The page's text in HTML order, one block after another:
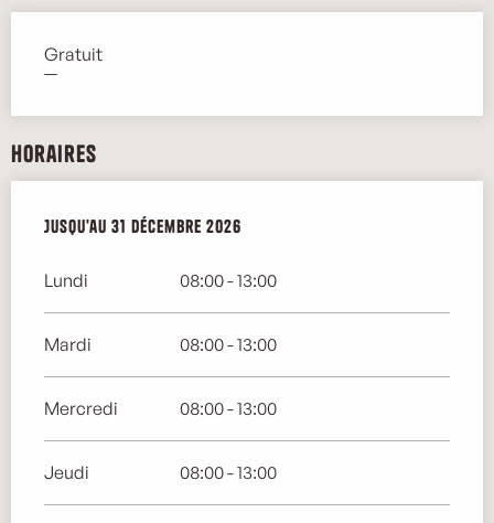
Gratuit
—
Horaires
Du2 janvier 2026au31 décembre 2026
Jusqu'au 31 décembre 2026
Lundi 08:00 - 13:00
Mardi 08:00 - 13:00
Mercredi 08:00 - 13:00
Jeudi 08:00 - 13:00